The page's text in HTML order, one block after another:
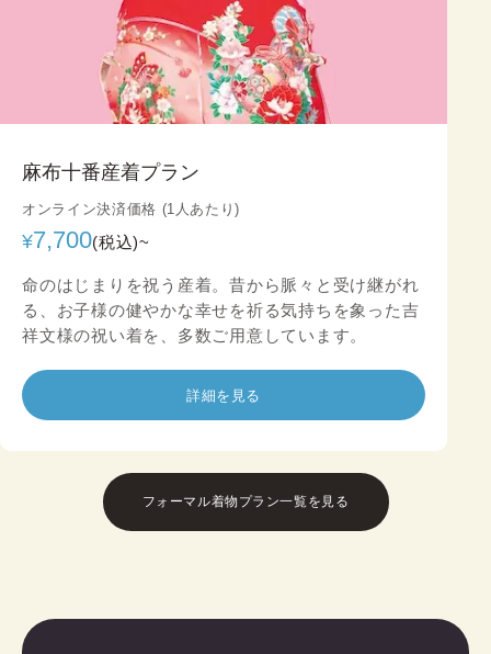
麻布十番産着プラン
オンライン決済価格 (1人あたり)
¥7,700(税込)~
命のはじまりを祝う産着。昔から脈々と受け継がれ
る、お子様の健やかな幸せを祈る気持ちを象った吉
祥文様の祝い着を、多数ご用意しています。
詳細を見る
フォーマル着物プラン一覧を見る